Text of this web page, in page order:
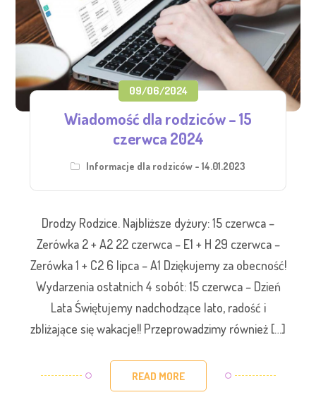
09/06/2024
Wiadomość dla rodziców – 15
czerwca 2024
Informacje dla rodziców - 14.01.2023
Drodzy Rodzice. Najbliższe dyżury: 15 czerwca –
Zerówka 2 + A2 22 czerwca – E1 + H 29 czerwca –
Zerówka 1 + C2 6 lipca – A1 Dziękujemy za obecność!
Wydarzenia ostatnich 4 sobót: 15 czerwca – Dzień
Lata Świętujemy nadchodzące lato, radość i
zbliżające się wakacje!! Przeprowadzimy również […]
READ MORE